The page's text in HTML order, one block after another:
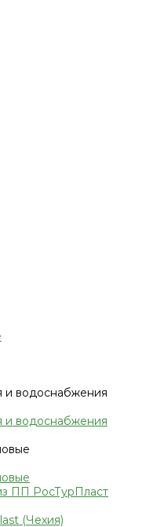
и водоснабжения
и водоснабжения
ПП РосТурПласт
(Чехия)